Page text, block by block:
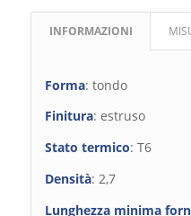
INFORMAZIONI
Forma: tondo
Finitura: estruso
Stato termico: T6
Densità: 2,7
Lunghezza minima